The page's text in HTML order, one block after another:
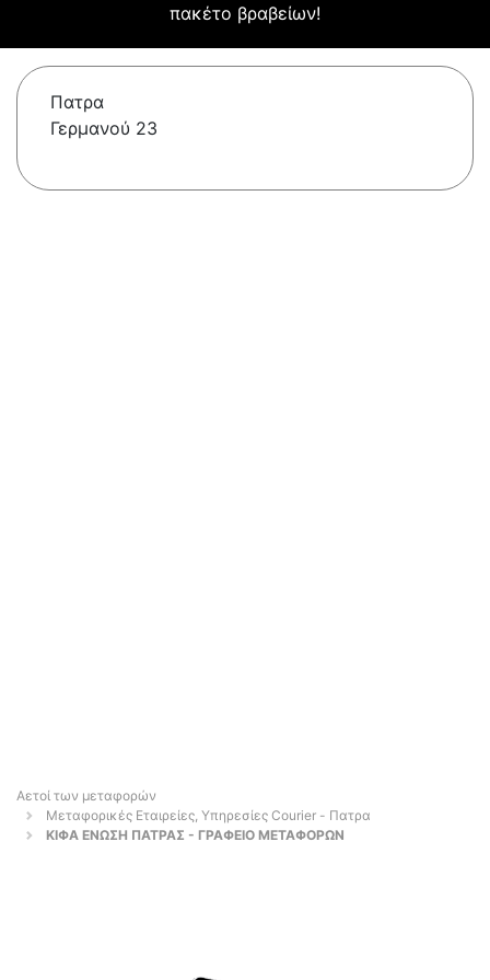
πακέτο βραβείων!
Πατρα
Γερμανού 23
Αετοί των μεταφορών
Μεταφορικές Εταιρείες, Υπηρεσίες Courier - Πατρα
ΚΙΦΑ ΕΝΩΣΗ ΠΑΤΡΑΣ - ΓΡΑΦΕΙΟ ΜΕΤΑΦΟΡΩΝ